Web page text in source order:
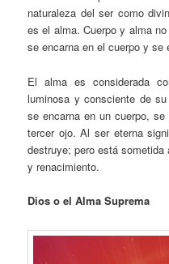
naturaleza del ser como
es el alma. Cuerpo y alma
se encarna en el cuerpo y se
El alma es considerada
luminosa y consciente de
se encarna en un cuerpo,
tercer ojo. Al ser eterna
destruye; pero está
y renacimiento.
Dios o el Alma Suprema